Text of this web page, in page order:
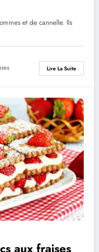
et de cannelle. Ils
Lire La Suite
aux fraises